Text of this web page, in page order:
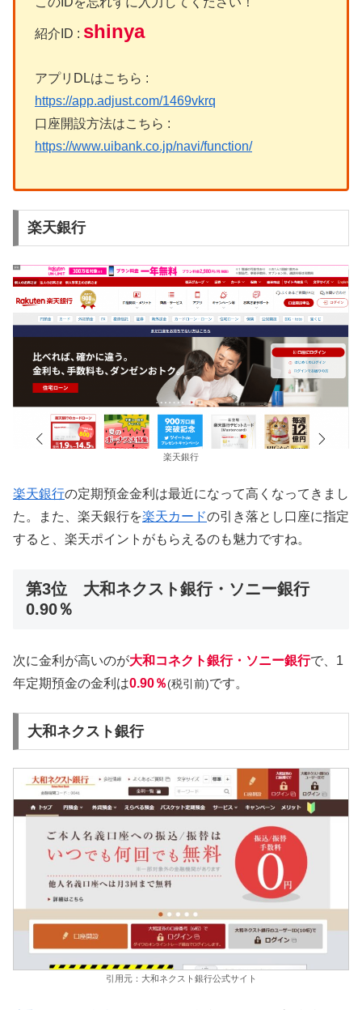
紹介ID : shinya
アプリDLはこちら :
https://app.adjust.com/1469vkrq
口座開設方法はこちら :
https://www.uibank.co.jp/navi/function/
楽天銀行
楽天銀行
楽天銀行の定期預金金利は最近になって高くなってきまし
た。また、楽天銀行を楽天カードの引き落とし口座に指定
すると、楽天ポイントがもらえるのも魅力ですね。
第3位 大和ネクスト銀行・ソニー銀行
0.90％
次に金利が高いのが大和コネクト銀行・ソニー銀行で、1
年定期預金の金利は0.90％(税引前)です。
大和ネクスト銀行
引用元：大和ネクスト銀行公式サイト